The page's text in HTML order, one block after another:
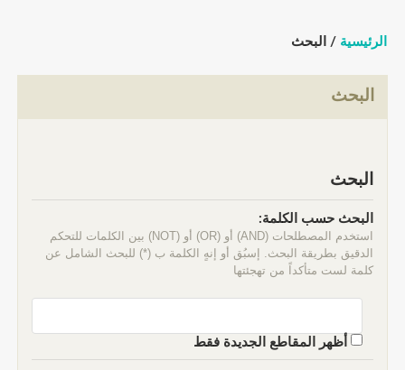
الرئيسية / البحث
البحث
البحث
البحث حسب الكلمة:
استخدم المصطلحات (AND) أو (OR) أو (NOT) بين الكلمات للتحكم
الدقيق بطريقة البحث. إسبُق أو إنهٍ الكلمة ب (*) للبحث الشامل عن
كلمة لست متأكداً من تهجئتها
أظهر المقاطع الجديدة فقط